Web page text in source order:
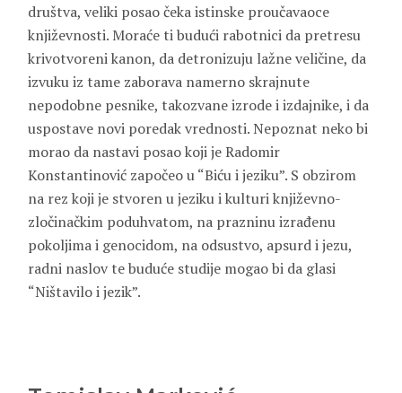
društva, veliki posao čeka istinske proučavaoce
književnosti. Moraće ti budući rabotnici da pretresu
krivotvoreni kanon, da detronizuju lažne veličine, da
izvuku iz tame zaborava namerno skrajnute
nepodobne pesnike, takozvane izrode i izdajnike, i da
uspostave novi poredak vrednosti. Nepoznat neko bi
morao da nastavi posao koji je Radomir
Konstantinović započeo u “Biću i jeziku”. S obzirom
na rez koji je stvoren u jeziku i kulturi književno-
zločinačkim poduhvatom, na prazninu izrađenu
pokoljima i genocidom, na odsustvo, apsurd i jezu,
radni naslov te buduće studije mogao bi da glasi
“Ništavilo i jezik”.